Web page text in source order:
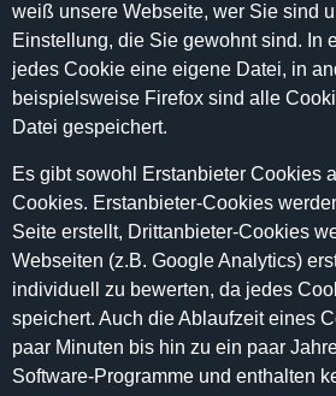
weiß unsere Webseite, wer Sie sind
Einstellung, die Sie gewohnt sind. In
jedes Cookie eine eigene Datei, in
beispielsweise Firefox sind alle
Datei gespeichert.
Es gibt sowohl Erstanbieter Cookies
Cookies. Erstanbieter-Cookies
Seite erstellt, Drittanbieter-Cookies
Webseiten (z.B. Google Analytics)
individuell zu bewerten, da jedes
speichert. Auch die Ablaufzeit eines
paar Minuten bis hin zu ein paar
Software-Programme und enthalten